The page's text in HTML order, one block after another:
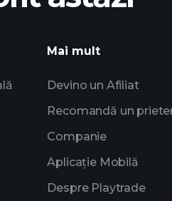
Mai mult
Devino un Afiliat
Recomandă un
Companie
Aplicație Mobilă
Despre Playtrade